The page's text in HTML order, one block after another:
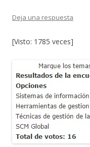
Deja una respuesta
[Visto: 1785 veces]